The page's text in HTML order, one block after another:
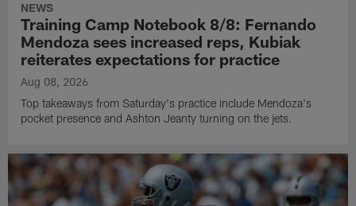
NEWS
Training Camp Notebook 8/8: Fernando
Mendoza sees increased reps, Kubiak
reiterates expectations for practice
Aug 08, 2026
Top takeaways from Saturday's practice include Mendoza's
pocket presence and Ashton Jeanty turning on the jets.